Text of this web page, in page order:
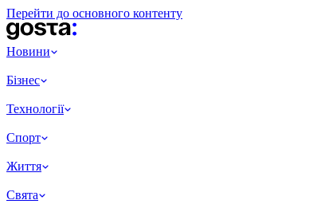
Перейти до основного контенту
Новини
Бізнес
Технології
Спорт
Життя
Свята